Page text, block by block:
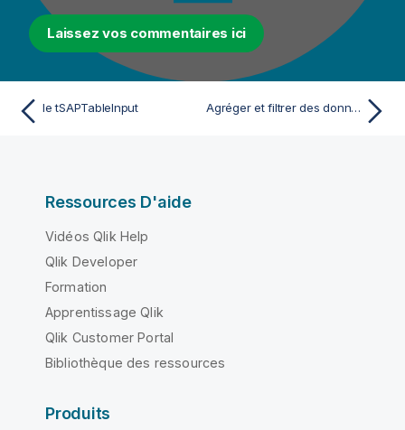
Laissez vos commentaires ici
le tSAPTableInput Agréger et filtrer des données dans plusieurs tables SAP
Ressources D'aide
Vidéos Qlik Help
Qlik Developer
Formation
Apprentissage Qlik
Qlik Customer Portal
Bibliothèque des ressources
Produits